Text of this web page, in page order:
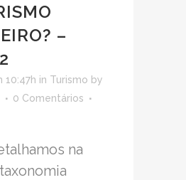
–
10:47h in Turismo by
0 Comentários
na